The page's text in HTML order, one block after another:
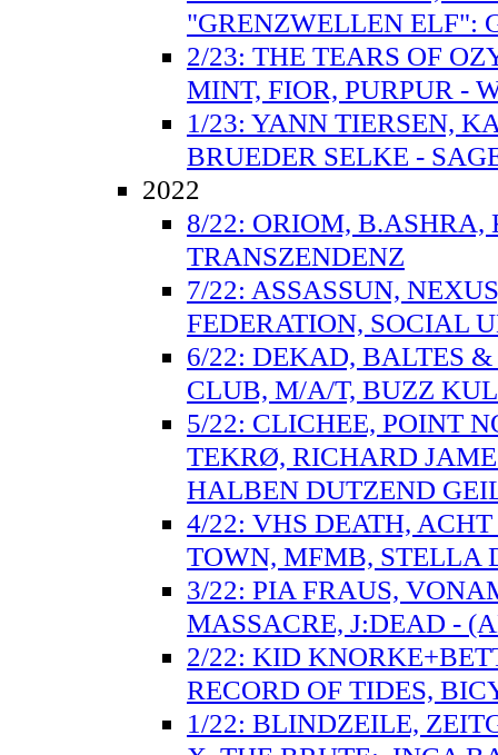
"GRENZWELLEN ELF":
2/23: THE TEARS OF
MINT, FIOR, PURPUR -
1/23: YANN TIERSEN,
BRUEDER SELKE -
2022
8/22: ORIOM,
TRANSZENDENZ
7/22: ASSASSUN,
FEDERATION, SOCIAL
6/22: DEKAD, BALTES
CLUB, M/A/T, BUZZ
5/22: CLICHEE, POINT
TEKRØ, RICHARD
HALBEN DUTZEND
4/22: VHS DEATH,
TOWN, MFMB, STELLA
3/22: PIA FRAUS,
MASSACRE, J:DEAD -
2/22: KID
RECORD OF TIDES,
1/22: BLINDZEILE,